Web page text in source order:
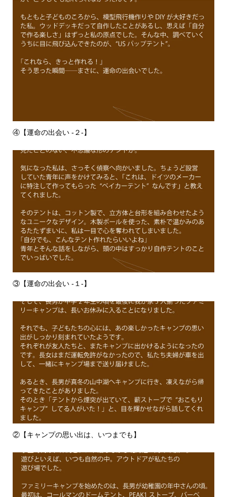
④【運命の出会い -２-】
③【運命の出会い -１-】
②【キャンプの思い出は、いつまでも】